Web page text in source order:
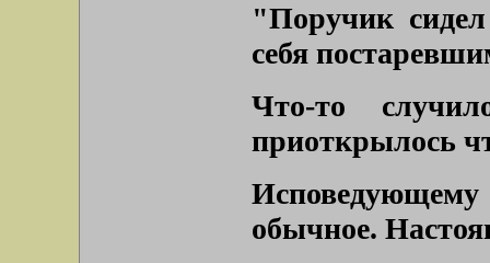
"Поручик
себя
Что-то
приоткрылось
обычное.